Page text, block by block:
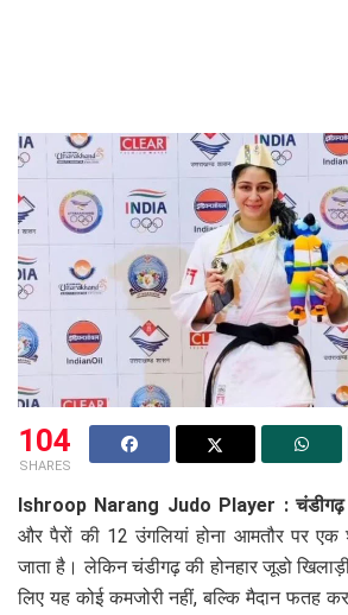
104
SHARES
Ishroop Narang Judo Player :
और पैरों की 12 उंगलियां होना आमतौर पर एक
जाता है। लेकिन चंडीगढ़ की होनहार जूडो
लिए यह कोई कमजोरी नहीं, बल्कि मैदान फतह